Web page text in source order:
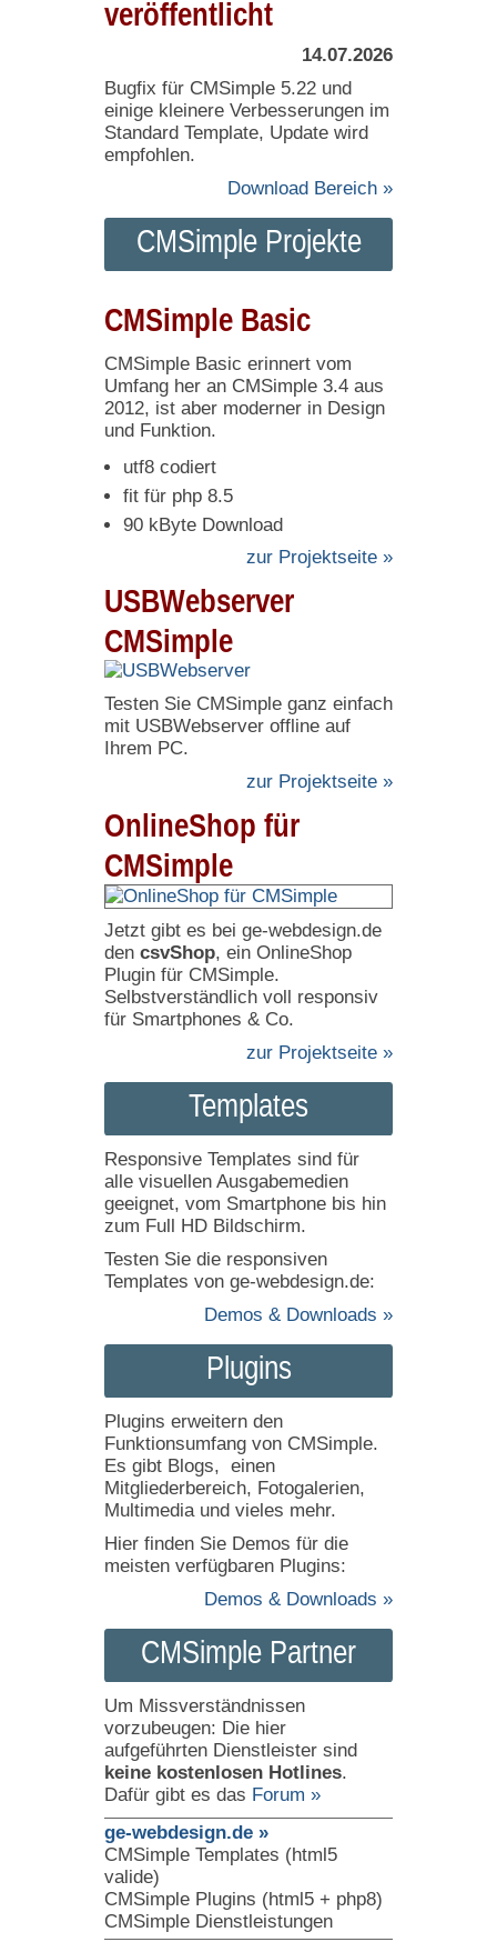
veröffentlicht
14.07.2026
Bugfix für CMSimple 5.22 und
einige kleinere Verbesserungen im
Standard Template, Update wird
empfohlen.
Download Bereich »
CMSimple Projekte
CMSimple Basic
CMSimple Basic erinnert vom
Umfang her an CMSimple 3.4 aus
2012, ist aber moderner in Design
und Funktion.
utf8 codiert
fit für php 8.5
90 kByte Download
zur Projektseite »
USBWebserver
CMSimple
Testen Sie CMSimple ganz einfach
mit USBWebserver offline auf
Ihrem PC.
zur Projektseite »
OnlineShop für
CMSimple
Jetzt gibt es bei ge-webdesign.de
den csvShop, ein OnlineShop
Plugin für CMSimple.
Selbstverständlich voll responsiv
für Smartphones & Co.
zur Projektseite »
Templates
Responsive Templates sind für
alle visuellen Ausgabemedien
geeignet, vom Smartphone bis hin
zum Full HD Bildschirm.
Testen Sie die responsiven
Templates von ge-webdesign.de:
Demos & Downloads »
Plugins
Plugins erweitern den
Funktionsumfang von CMSimple.
Es gibt Blogs, einen
Mitgliederbereich, Fotogalerien,
Multimedia und vieles mehr.
Hier finden Sie Demos für die
meisten verfügbaren Plugins:
Demos & Downloads »
CMSimple Partner
Um Missverständnissen
vorzubeugen: Die hier
aufgeführten Dienstleister sind
keine kostenlosen Hotlines.
Dafür gibt es das Forum »
ge-webdesign.de »
CMSimple Templates (html5
valide)
CMSimple Plugins (html5 + php8)
CMSimple Dienstleistungen